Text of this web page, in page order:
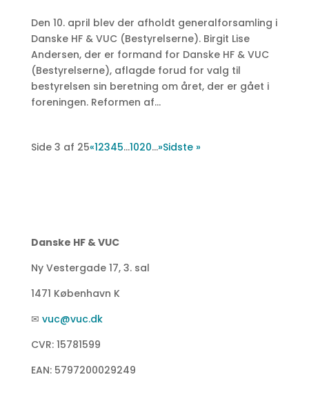
Den 10. april blev der afholdt generalforsamling i
Danske HF & VUC (Bestyrelserne). Birgit Lise
Andersen, der er formand for Danske HF & VUC
(Bestyrelserne), aflagde forud for valg til
bestyrelsen sin beretning om året, der er gået i
foreningen. Reformen af...
Side 3 af 25«12345...1020...»Sidste »
Danske HF & VUC
Ny Vestergade 17, 3. sal
1471 København K
✉ vuc@vuc.dk
CVR: 15781599
EAN: 5797200029249